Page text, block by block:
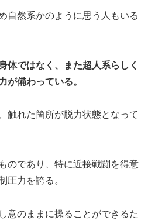
自然系かのように思う人もいる
体ではなく、また超人系らしく
が備わっている。
触れた箇所が脱力状態となって
のであり、特に近接戦闘を得意
圧力を誇る。
意のままに操ることができるた